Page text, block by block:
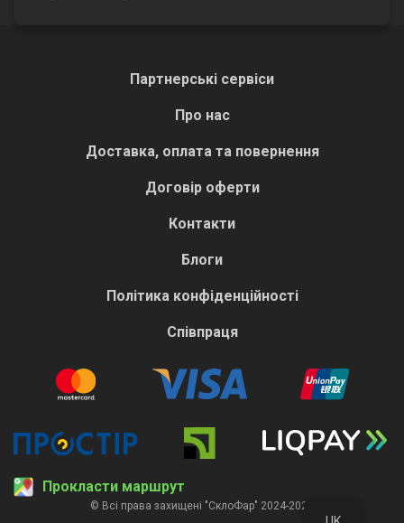
Партнерські сервіси
Про нас
Доставка, оплата та повернення
Договір оферти
Контакти
Блоги
Політика конфіденційності
Співпраця
Прокласти маршрут
© Всі права захищені "СклоФар" 2024-2026